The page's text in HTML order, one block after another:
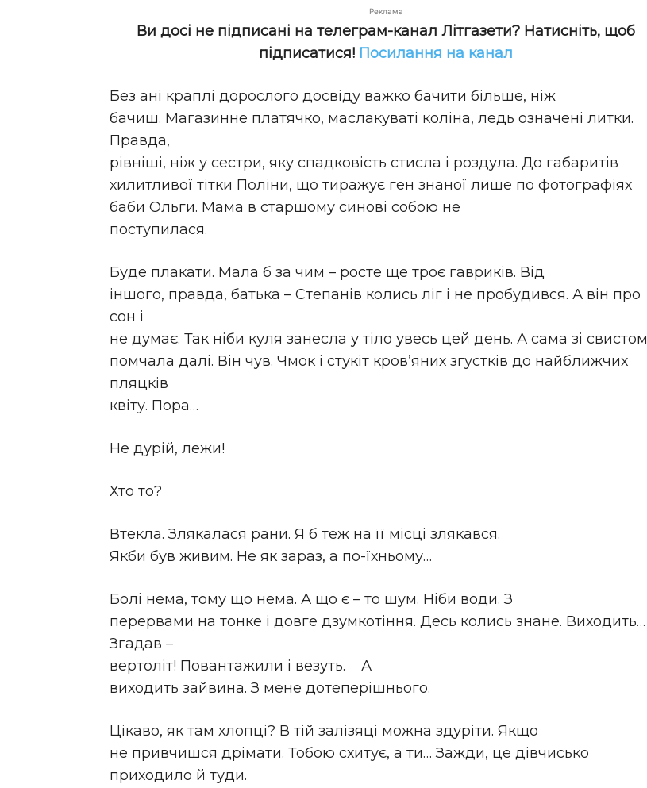
Реклама
Ви досі не підписані на телеграм-канал Літгазети? Натисніть, щоб
підписатися! Посилання на канал
Без ані краплі дорослого досвіду важко бачити більше, ніж
бачиш. Магазинне платячко, маслакуваті коліна, ледь означені литки.
Правда,
рівніші, ніж у сестри, яку спадковість стисла і роздула. До габаритів
хилитливої тітки Поліни, що тиражує ген знаної лише по фотографіях
баби Ольги. Мама в старшому синові собою не
поступилася.
Буде плакати. Мала б за чим – росте ще троє гавриків. Від
іншого, правда, батька – Степанів колись ліг і не пробудився. А він про
сон і
не думає. Так ніби куля занесла у тіло увесь цей день. А сама зі свистом
помчала далі. Він чув. Чмок і стукіт кров’яних згустків до найближчих
пляцків
квіту. Пора…
Не дурій, лежи!
Хто то?
Втекла. Злякалася рани. Я б теж на її місці злякався.
Якби був живим. Не як зараз, а по-їхньому…
Болі нема, тому що нема. А що є – то шум. Ніби води. З
перервами на тонке і довге дзумкотіння. Десь колись знане. Виходить…
Згадав –
вертоліт! Повантажили і везуть. А
виходить зайвина. З мене дотеперішнього.
Цікаво, як там хлопці? В тій залізяці можна здуріти. Якщо
не привчишся дрімати. Тобою схитує, а ти… Зажди, це дівчисько
приходило й туди.